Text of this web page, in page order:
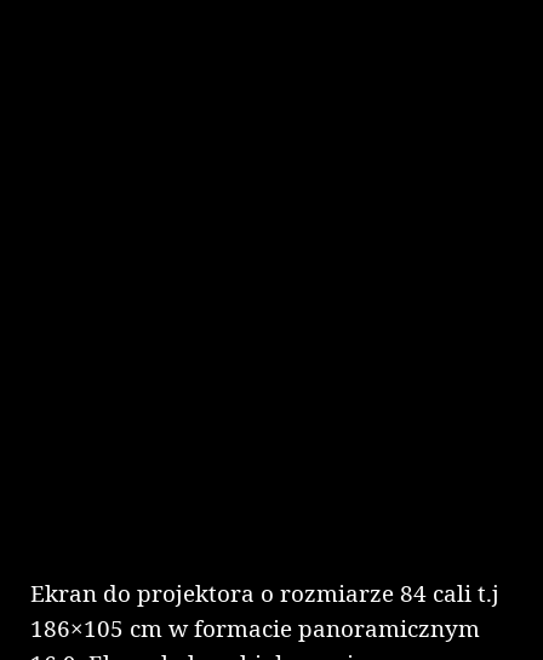
Ekran do projektora o rozmiarze 84 cali t.j
186×105 cm w formacie panoramicznym